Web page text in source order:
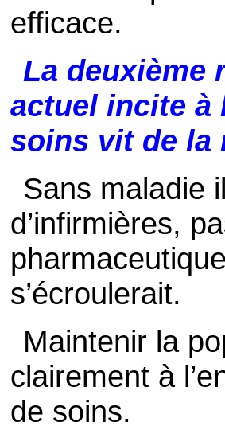
efficace.
La deuxième
actuel incite à
soins vit de la
Sans maladie
d’infirmières,
s’écroulerait.
Maintenir la
clairement à
de soins.